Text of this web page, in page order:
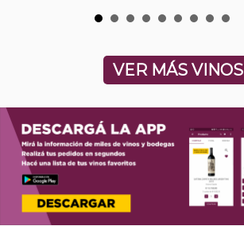
VER MÁS VINOS